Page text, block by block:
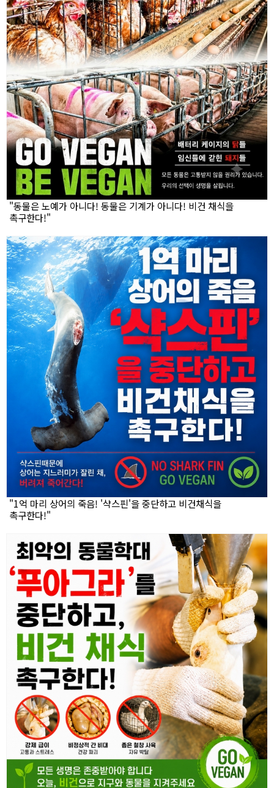
"동물은 노예가 아니다! 동물은 기계가 아니다! 비건 채식을
촉구한다!"
"1억 마리 상어의 죽음! '샥스핀'을 중단하고 비건채식을
촉구한다!"